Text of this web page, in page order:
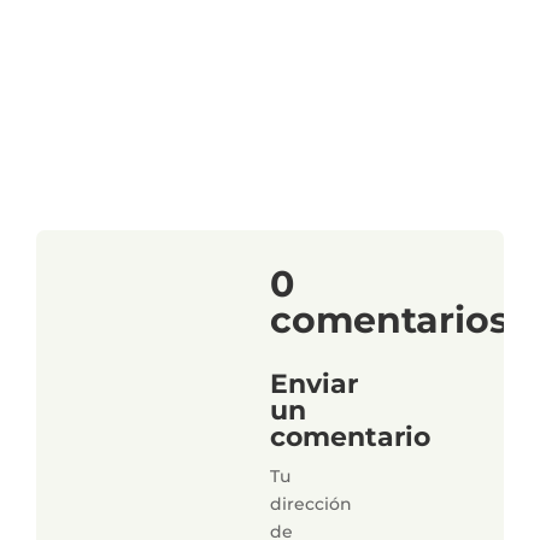
0
comentarios
Enviar
un
comentario
Tu
dirección
de